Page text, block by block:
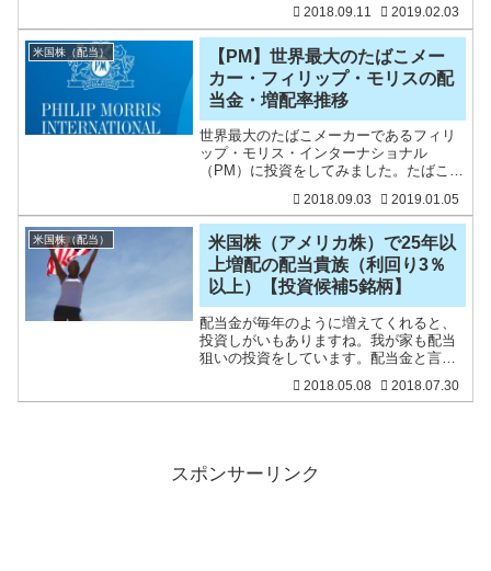
す。配当金収入は安定したインカムゲイ
ンですし、連続増配株であれば、基本的
に右肩上がりで配当金が増
2018.09.11 2019.02.03
米国株（配当）
【PM】世界最大のたばこメー
カー・フィリップ・モリスの配
当金・増配率推移
世界最大のたばこメーカーであるフィリ
ップ・モリス・インターナショナル
（PM）に投資をしてみました。たばこメ
たばこ産業（JT）、アルトリグループ
（MO）、ブリティッシュアメリカンタバ
コ（BTI）をすでに保有
2018.09.03 2019.01.05
米国株（配当）
米国株（アメリカ株）で25年以
上増配の配当貴族（利回り3％
以上）【投資候補5銘柄】
配当金が毎年のように増えてくれると、
投資しがいもありますね。我が家も配当
狙いの投資をしています。配当金と言っ
れば年間たったの3万円ですからね。そん
2018.05.08 2018.07.30
スポンサーリンク